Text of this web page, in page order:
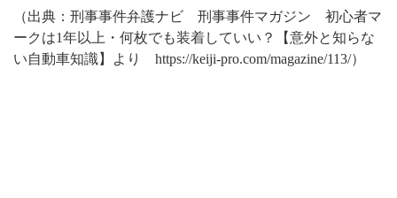
（出典：刑事事件弁護ナビ 刑事事件マガジン 初心者マ
ークは1年以上・何枚でも装着していい？【意外と知らな
い自動車知識】より https://keiji-pro.com/magazine/113/）